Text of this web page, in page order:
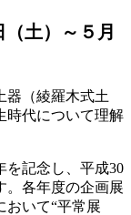
土）～５月
器（綾羅木式土
時代について理解
を記念し、平成30
。各年度の企画展
おいて“平常展